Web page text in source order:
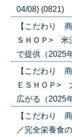
04/08) (0821)
【こだわり
ＳＨＯＰ> 米
で提供（2025
【こだわり
ＥＳＨＯＰ>
広がる（2025
【こだわり
／完全栄養食